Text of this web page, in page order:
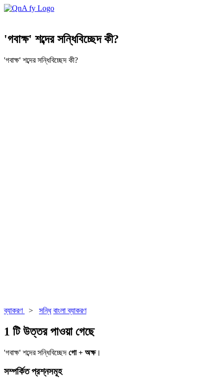
'গবাক্ষ' শব্দের সন্ধিবিচ্ছেদ কী?
'গবাক্ষ' শব্দের সন্ধিবিচ্ছেদ কী?
ব্যাকরণ > সন্ধি বাংলা ব্যাকরণ
1 টি উত্তর পাওয়া গেছে
'গবাক্ষ' শব্দের সন্ধিবিচ্ছেদ গো + অক্ষ।
সম্পর্কিত প্রশ্নসমূহ